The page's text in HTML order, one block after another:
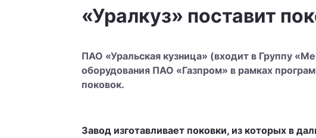
«Уралкуз» поставит
ПАО «Уральская кузница» (входит в Группу
оборудования ПАО «Газпром» в рамках
поковок.
Завод изготавливает поковки, из которых в